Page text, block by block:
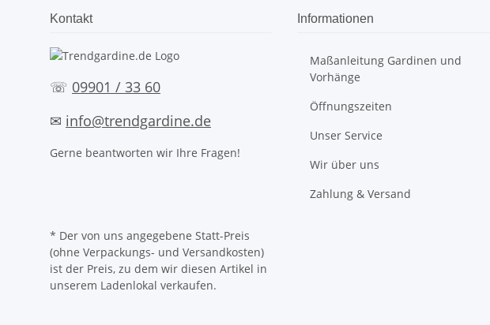
Kontakt
☏ 09901 / 33 60
✉ info@trendgardine.de
Gerne beantworten wir Ihre Fragen!
Informationen
Maßanleitung Gardinen und
Vorhänge
Öffnungszeiten
Unser Service
Wir über uns
Zahlung & Versand
* Der von uns angegebene Statt-Preis
(ohne Verpackungs- und Versandkosten)
ist der Preis, zu dem wir diesen Artikel in
unserem Ladenlokal verkaufen.